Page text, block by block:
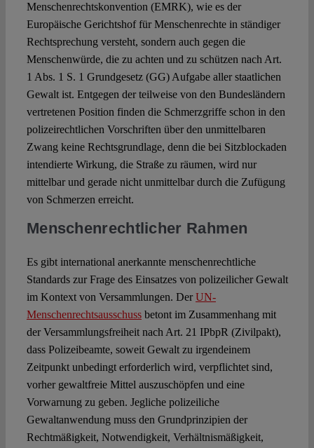
Menschenrechtskonvention (EMRK), wie es der
Europäische Gerichtshof für Menschenrechte in ständiger
Rechtsprechung versteht, sondern auch gegen die
Menschenwürde, die zu achten und zu schützen nach Art.
1 Abs. 1 S. 1 Grundgesetz (GG) Aufgabe aller staatlichen
Gewalt ist. Entgegen der teilweise von den Bundesländern
vertretenen Position finden die Schmerzgriffe schon in den
polizeirechtlichen Vorschriften über den unmittelbaren
Zwang keine Rechtsgrundlage, denn die bei Sitzblockaden
intendierte Wirkung, die Straße zu räumen, wird nur
mittelbar und gerade nicht unmittelbar durch die Zufügung
von Schmerzen erreicht.
Menschenrechtlicher Rahmen
Es gibt international anerkannte menschenrechtliche
Standards zur Frage des Einsatzes von polizeilicher Gewalt
im Kontext von Versammlungen. DerUN-
Menschenrechtsausschussbetont im Zusammenhang mit
der Versammlungsfreiheit nach Art. 21 IPbpR (Zivilpakt),
dass Polizeibeamte, soweit Gewalt zu irgendeinem
Zeitpunkt unbedingt erforderlich wird, verpflichtet sind,
vorher gewaltfreie Mittel auszuschöpfen und eine
Vorwarnung zu geben. Jegliche polizeiliche
Gewaltanwendung muss den Grundprinzipien der
Rechtmäßigkeit, Notwendigkeit, Verhältnismäßigkeit,